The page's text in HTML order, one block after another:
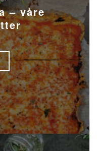
– våre